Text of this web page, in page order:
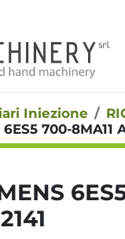
Iniezione
700-8MA11